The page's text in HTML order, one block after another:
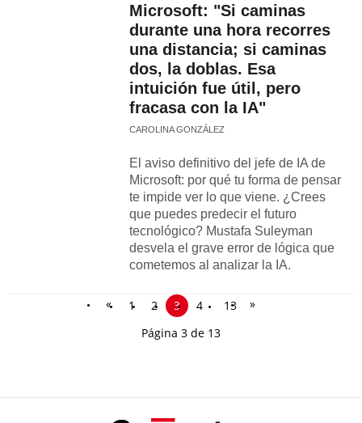
Microsoft: "Si caminas
durante una hora recorres
una distancia; si caminas
dos, la doblas. Esa
intuición fue útil, pero
fracasa con la IA"
CAROLINA GONZÁLEZ
El aviso definitivo del jefe de IA de
Microsoft: por qué tu forma de pensar
te impide ver lo que viene. ¿Crees
que puedes predecir el futuro
tecnológico? Mustafa Suleyman
desvela el grave error de lógica que
cometemos al analizar la IA.
« 1 2 3 4 13
»
Página 3 de 13